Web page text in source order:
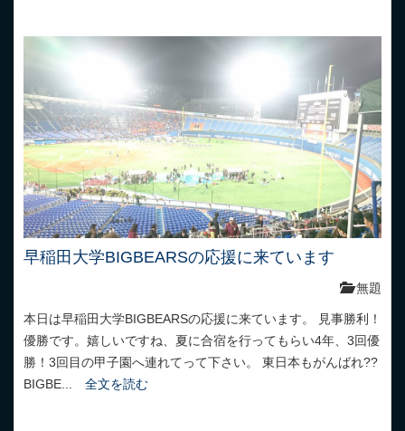
早稲田大学BIGBEARSの応援に来ています
無題
本日は早稲田大学BIGBEARSの応援に来ています。 見事勝利！
優勝です。嬉しいですね、夏に合宿を行ってもらい4年、3回優
勝！3回目の甲子園へ連れてって下さい。 東日本もがんばれ??
BIGBE... 全文を読む